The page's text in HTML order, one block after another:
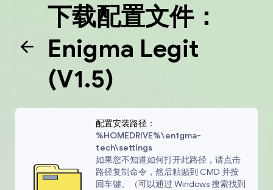
下载配置文件：
Enigma Legit
(V1.5)
配置安装路径：
%HOMEDRIVE%\en1gma-
tech\settings
如果您不知道如何打开此路径，请点击
路径复制命令，然后粘贴到 CMD 并按
回车键。（可以通过 Windows 搜索找到